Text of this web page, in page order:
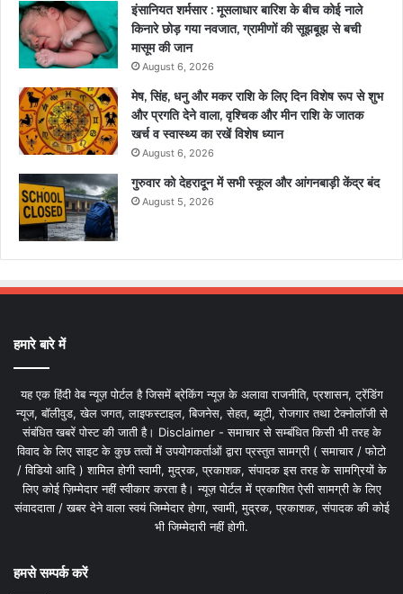
इंसानियत शर्मसार : मूसलाधार बारिश के बीच कोई नाले
किनारे छोड़ गया नवजात, ग्रामीणों की सूझबूझ से बची
मासूम की जान
August 6, 2026
मेष, सिंह, धनु और मकर राशि के लिए दिन विशेष रूप से शुभ
और प्रगति देने वाला, वृश्चिक और मीन राशि के जातक
खर्च व स्वास्थ्य का रखें विशेष ध्यान
August 6, 2026
गुरुवार को देहरादून में सभी स्कूल और आंगनबाड़ी केंद्र बंद
August 5, 2026
हमारे बारे में
यह एक हिंदी वेब न्यूज़ पोर्टल है जिसमें ब्रेकिंग न्यूज़ के अलावा राजनीति, प्रशासन, ट्रेंडिंग
न्यूज, बॉलीवुड, खेल जगत, लाइफस्टाइल, बिजनेस, सेहत, ब्यूटी, रोजगार तथा टेक्नोलॉजी से
संबंधित खबरें पोस्ट की जाती है। Disclaimer - समाचार से सम्बंधित किसी भी तरह के
विवाद के लिए साइट के कुछ तत्वों में उपयोगकर्ताओं द्वारा प्रस्तुत सामग्री ( समाचार / फोटो
/ विडियो आदि ) शामिल होगी स्वामी, मुद्रक, प्रकाशक, संपादक इस तरह के सामग्रियों के
लिए कोई ज़िम्मेदार नहीं स्वीकार करता है। न्यूज़ पोर्टल में प्रकाशित ऐसी सामग्री के लिए
संवाददाता / खबर देने वाला स्वयं जिम्मेदार होगा, स्वामी, मुद्रक, प्रकाशक, संपादक की कोई
भी जिम्मेदारी नहीं होगी.
हमसे सम्पर्क करें